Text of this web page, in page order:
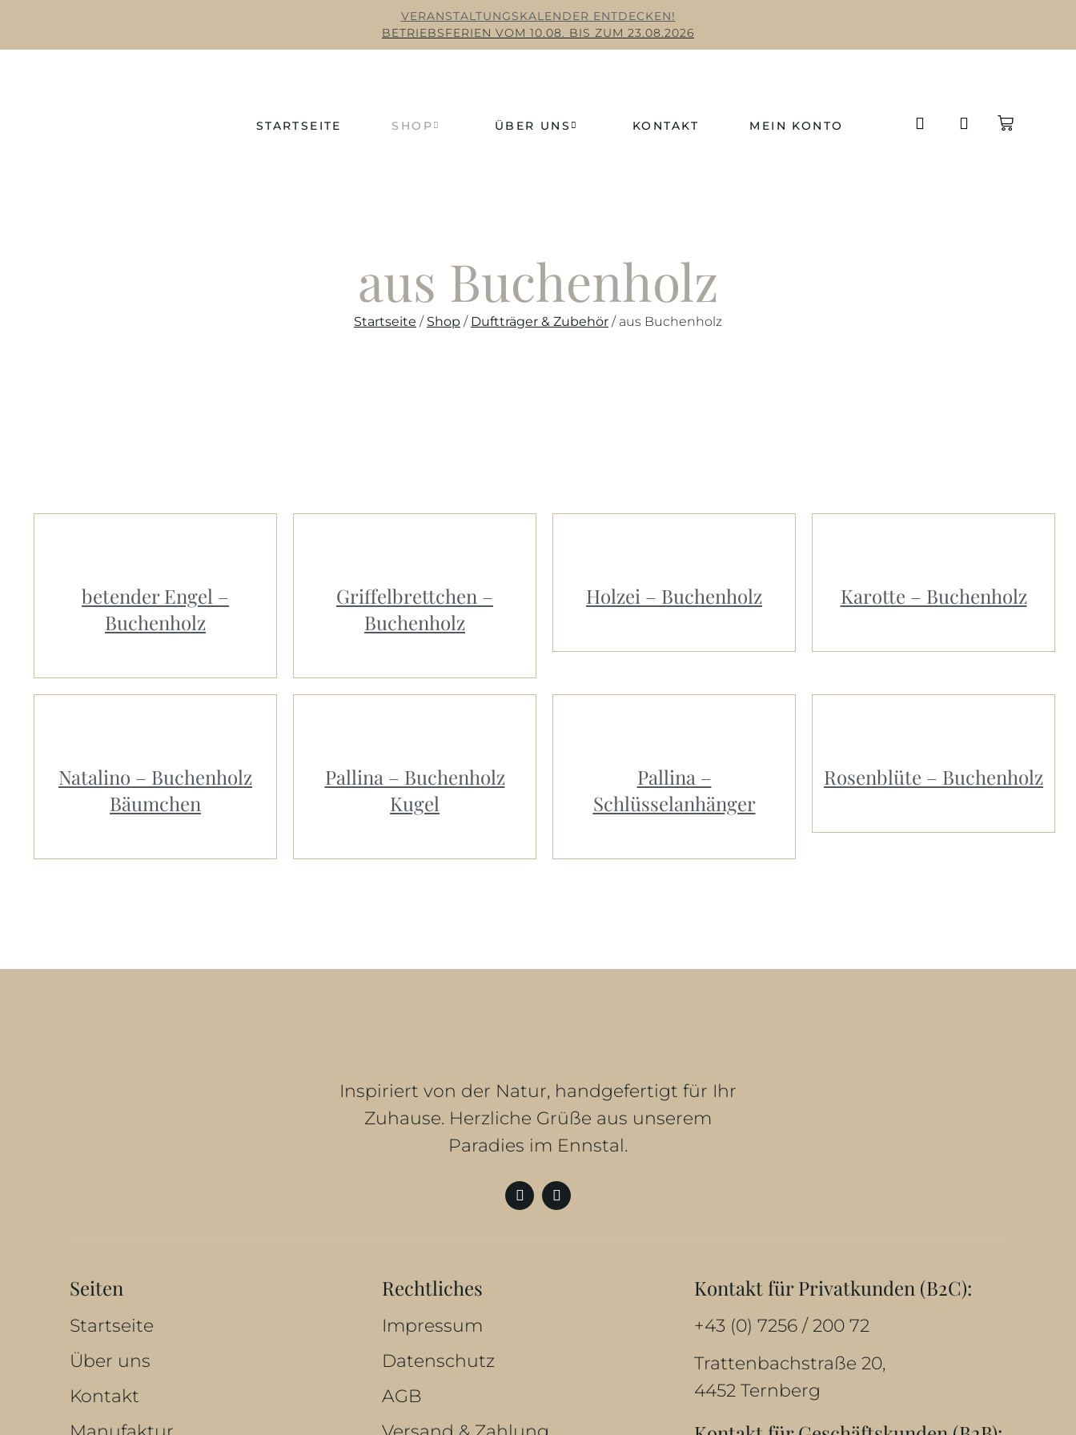
VERANSTALTUNGSKALENDER ENTDECKEN!
BETRIEBSFERIEN VOM 10.08. BIS ZUM 23.08.2026
STARTSEITE SHOP ÜBER UNS KONTAKT MEIN KONTO
aus Buchenholz
Startseite / Shop / Duftträger & Zubehör / aus Buchenholz
betender Engel –
Buchenholz
Griffelbrettchen –
Buchenholz
Holzei – Buchenholz Karotte – Buchenholz
Natalino – Buchenholz
Bäumchen
Pallina – Buchenholz
Kugel
Pallina –
Schlüsselanhänger
Rosenblüte – Buchenholz
Inspiriert von der Natur, handgefertigt für Ihr
Zuhause. Herzliche Grüße aus unserem
Paradies im Ennstal.
Seiten
Startseite
Über uns
Kontakt
Rechtliches
Impressum
Datenschutz
AGB
Kontakt für Privatkunden (B2C):
+43 (0) 7256 / 200 72
Trattenbachstraße 20,
4452 Ternberg